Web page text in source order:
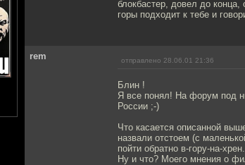
блокбастер, довел до конца,
горы подходит к тебе и
rem отправлено 28.06.01 21:36
Блин !
Я все понял! На форум под
России ;-)
Что касается описанной
назвали отстоем (с
пойти обратно в-гору-на-хрен.
Ну и что? Моего мнения о